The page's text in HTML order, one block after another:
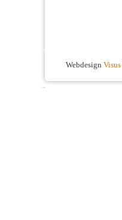
Webdesign Visus